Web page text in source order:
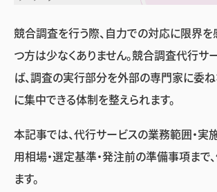
競合調査を行う際、自力での対応に限界
つ方は少なくありません。競合調査代行サ
ば、調査の実行部分を外部の専門家に委
に集中できる体制を整えられます。
本記事では、代行サービスの業務範囲・実
用相場・選定基準・発注前の準備事項まで
ます。